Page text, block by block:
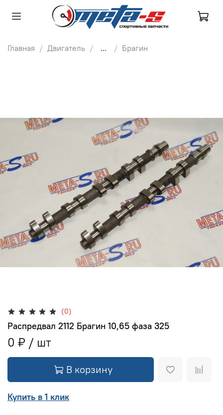
Главная Двигатель ... Брагин
(0)
Распредвал 2112 Брагин 10,65 фаза 325
0 ₽
В корзину
Купить в 1 клик